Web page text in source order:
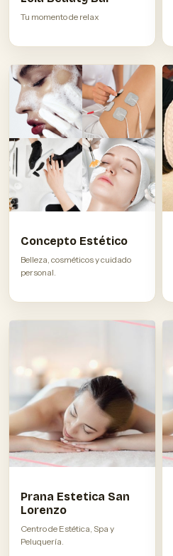
Tu momento de relax
Concepto Estético
Belleza, cosméticos y cuidado
personal.
Prana Estetica San
Lorenzo
Centro de Estética, Spa y
Peluquería.